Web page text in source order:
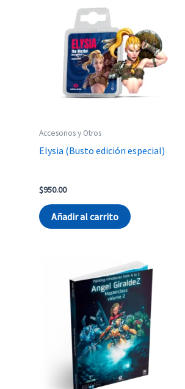
Accesorios y Otros
Elysia (Busto edición especial)
$950.00
Añadir al carrito